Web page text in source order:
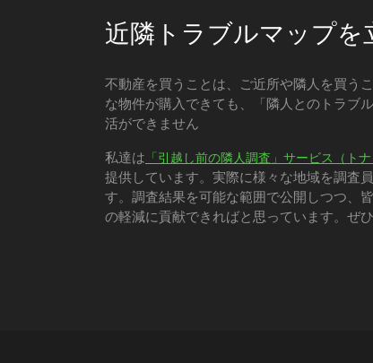
近隣トラブルマップを
不動産を買うことは、ご近所や隣人を買う
な物件が購入できても、「隣人とのトラブ
活ができません
私達は 「引越し前の隣人調査」サービス（トナ
提供しています。実際に様々な地域を調査
す。調査結果を可能な範囲で公開しつつ、
の軽減に貢献できればと思っています。ぜひ